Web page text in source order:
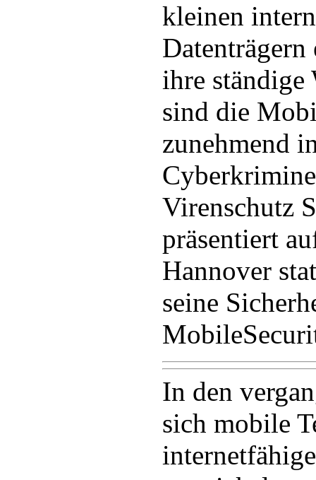
kleinen
ihre
sind die
zunehmend
Virenschutz
präsentiert
Hannover
seine
In den
sich mobile